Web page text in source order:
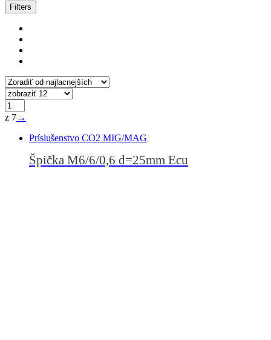
Filters
z 7→
Príslušenstvo CO2 MIG/MAG
Špička M6/6/0,6 d=25mm Ecu